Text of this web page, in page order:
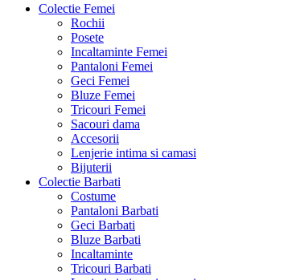
Colectie Femei
Rochii
Posete
Incaltaminte Femei
Pantaloni Femei
Geci Femei
Bluze Femei
Tricouri Femei
Sacouri dama
Accesorii
Lenjerie intima si camasi
Bijuterii
Colectie Barbati
Costume
Pantaloni Barbati
Geci Barbati
Bluze Barbati
Incaltaminte
Tricouri Barbati